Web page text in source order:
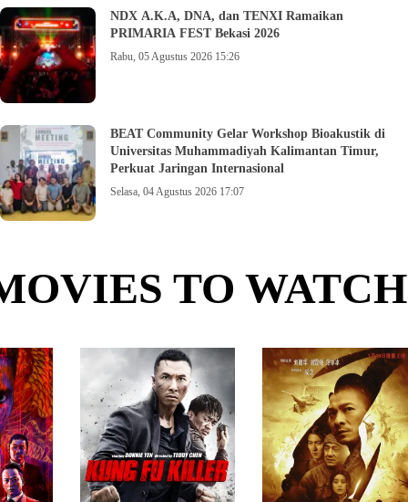
NDX A.K.A, DNA, dan TENXI Ramaikan
PRIMARIA FEST Bekasi 2026
Rabu, 05 Agustus 2026 15:26
BEAT Community Gelar Workshop Bioakustik di
Universitas Muhammadiyah Kalimantan Timur,
Perkuat Jaringan Internasional
Selasa, 04 Agustus 2026 17:07
TO WATCH